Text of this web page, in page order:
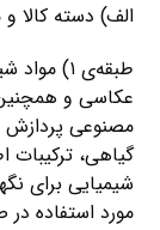
الف) دسته کالا
طبقه‌ی ۱)
عکاسی و همچنین
مصنوعی پردازش
گیاهی، ترکیبات
شیمیایی برای
مورد استفاده